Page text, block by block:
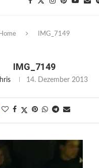
Home IMG_7149
IMG_7149
14. Dezember 2013